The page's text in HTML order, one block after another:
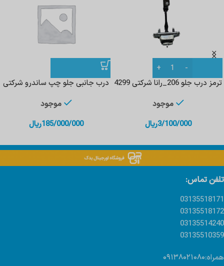
ترمز درب جلو 206_رانا شرکتی 4299
موجود
3/100/000ریال
درب جانبی جلو چپ ساندرو شرکتی
موجود
185/000/000ریال
تلفن تماس:
03135518171
03135518172
03135514240
03135510359
همراه:۰۹۱۳۸۰۲۱۰۸۰